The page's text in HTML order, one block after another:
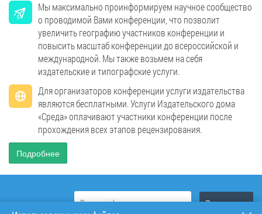
Мы максимально проинформируем научное сообщество
о проводимой Вами конференции, что позволит
увеличить географию участников конференции и
повысить масштаб конференции до всероссийской и
международной. Мы также возьмем на себя
издательские и типографские услуги.
Для организаторов конференции услуги издательства
являются бесплатными. Услуги Издательского дома
«Среда» оплачивают участники конференции после
прохождения всех этапов рецензирования.
Подробнее